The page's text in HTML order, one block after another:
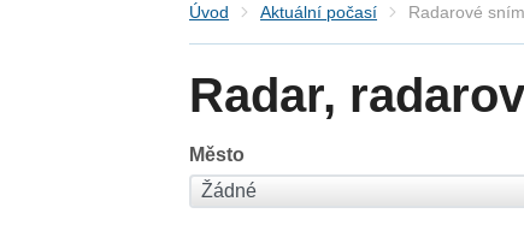
Úvod Aktuální počasí Radarové
Radar,
Město